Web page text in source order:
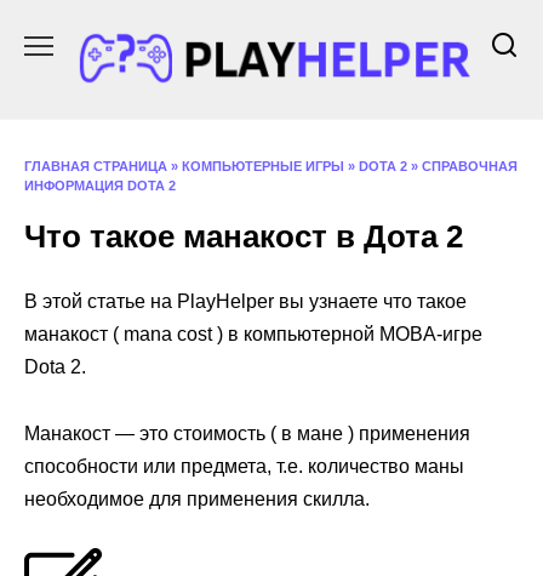
содержанию
ГЛАВНАЯ СТРАНИЦА » КОМПЬЮТЕРНЫЕ ИГРЫ » DOTA 2 » СПРАВОЧНАЯ
ИНФОРМАЦИЯ DOTA 2
Что такое манакост в Дота 2
В этой статье на PlayHelper вы узнаете что такое
манакост ( mana cost ) в компьютерной MOBA-игре
Dota 2.
Манакост — это стоимость ( в мане ) применения
способности или предмета, т.е. количество маны
необходимое для применения скилла.